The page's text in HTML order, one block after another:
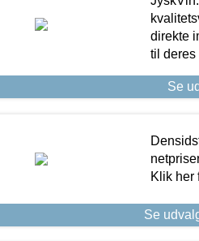
direkte
til deres
Se
Klik her
Se